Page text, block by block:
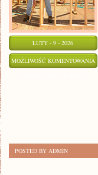
LUTY - 9 - 2026
MOŻLIWOŚĆ KOMENTOWANIA
POSTED BY ADMIN